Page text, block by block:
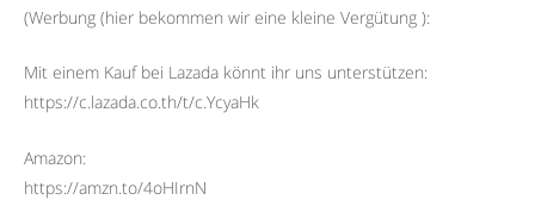
(Werbung (hier bekommen wir eine kleine Vergütung ):
Mit einem Kauf bei Lazada könnt ihr uns unterstützen:
https://c.lazada.co.th/t/c.YcyaHk
Amazon:
https://amzn.to/4oHIrnN